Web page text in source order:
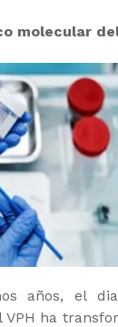
molecular
años, el
ha